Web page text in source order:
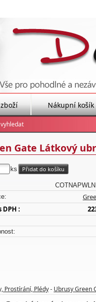
Nákupní košík
Gate Látkový
ks
DPH :
Prostírání, Plédy - Ubrusy Green